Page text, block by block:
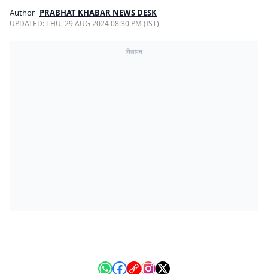
Author PRABHAT KHABAR NEWS DESK
UPDATED:THU, 29 AUG 2024 08:30 PM (IST)
विज्ञापन